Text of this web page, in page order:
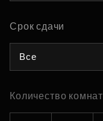
Срок сдачи
Все
Количество комнат